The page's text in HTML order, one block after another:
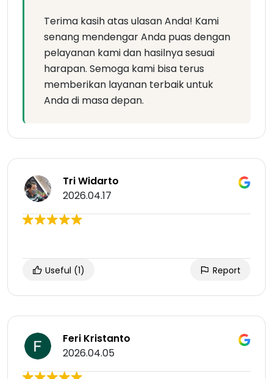
Terima kasih atas ulasan Anda! Kami
senang mendengar Anda puas dengan
pelayanan kami dan hasilnya sesuai
harapan. Semoga kami bisa terus
memberikan layanan terbaik untuk
Anda di masa depan.
Tri Widarto
2026.04.17
Useful (1) Report
Feri Kristanto
2026.04.05